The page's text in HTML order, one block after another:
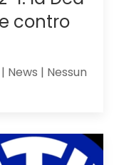
contro
News | Nessun